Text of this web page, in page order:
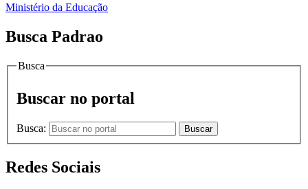
Ministério da Educação
Busca Padrao
Busca
Buscar no portal
Busca: Buscar
Redes Sociais